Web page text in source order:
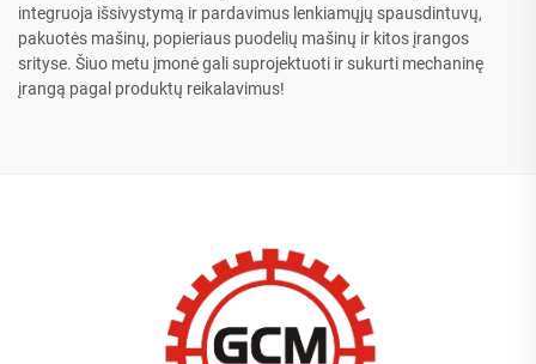
integruoja išsivystymą ir pardavimus lenkiamųjų spausdintuvų,
pakuotės mašinų, popieriaus puodelių mašinų ir kitos įrangos
srityse. Šiuo metu įmonė gali suprojektuoti ir sukurti mechaninę
įrangą pagal produktų reikalavimus!